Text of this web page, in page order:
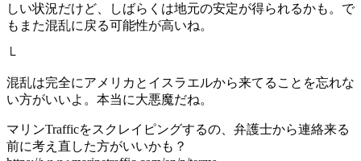
しい状況だけど、しばらくは地元の安定が得られるかも。で
もまた混乱に戻る可能性が高いね。
└
混乱は完全にアメリカとイスラエルから来てることを忘れな
い方がいいよ。本当に大悪魔だね。
マリンTrafficをスクレイピングするの、弁護士から連絡来る
前に考え直した方がいいかも？